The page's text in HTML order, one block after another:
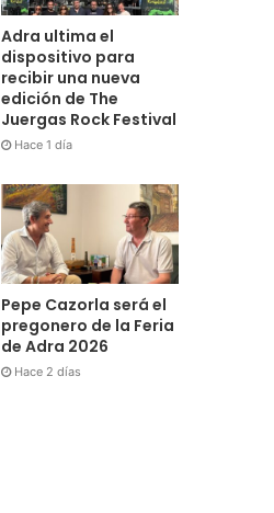
Adra ultima el
dispositivo para
recibir una nueva
edición de The
Juergas Rock Festival
Hace 1 día
Pepe Cazorla será el
pregonero de la Feria
de Adra 2026
Hace 2 días